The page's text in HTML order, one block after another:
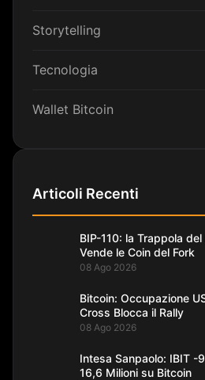
Storytelling
Tecnologia
Wallet Bitcoin
Articoli Recenti
BIP-110: la Trappola
Vende le Coin del Fork
08 Ago 2026
Bitcoin: Occupazione
Cross Blocca il Rally
08 Ago 2026
Intesa Sanpaolo: IBIT -
16,6 Milioni su Bitcoin